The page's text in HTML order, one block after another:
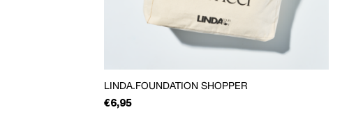
LINDA.FOUNDATION SHOPPER
€6,95